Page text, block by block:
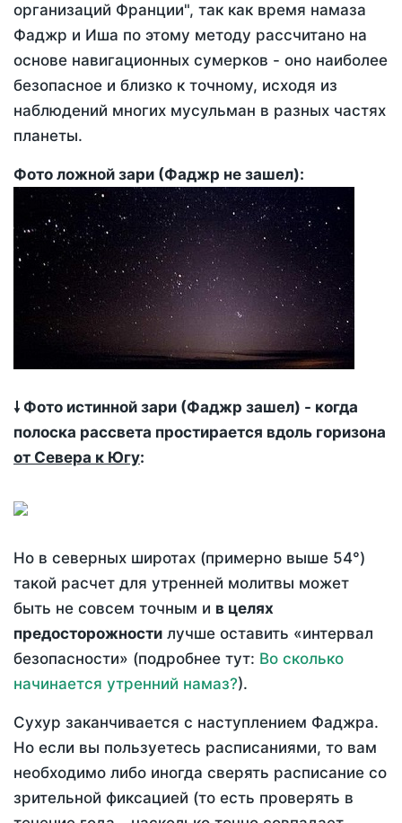
организаций Франции", так как время намаза
Фаджр и Иша по этому методу рассчитано на
основе навигационных сумерков - оно наиболее
безопасное и близко к точному, исходя из
наблюдений многих мусульман в разных частях
планеты.
Фото ложной зари (Фаджр не зашел):
🠗 Фото истинной зари (Фаджр зашел) - когда
полоска рассвета простирается вдоль горизона
от Севера к Югу:
Но в северных широтах (примерно выше 54°)
такой расчет для утренней молитвы может
быть не совсем точным и в целях
предосторожности лучше оставить «интервал
безопасности» (подробнее тут: Во сколько
начинается утренний намаз?).
Сухур заканчивается с наступлением Фаджра.
Но если вы пользуетесь расписаниями, то вам
необходимо либо иногда сверять расписание со
зрительной фиксацией (то есть проверять в